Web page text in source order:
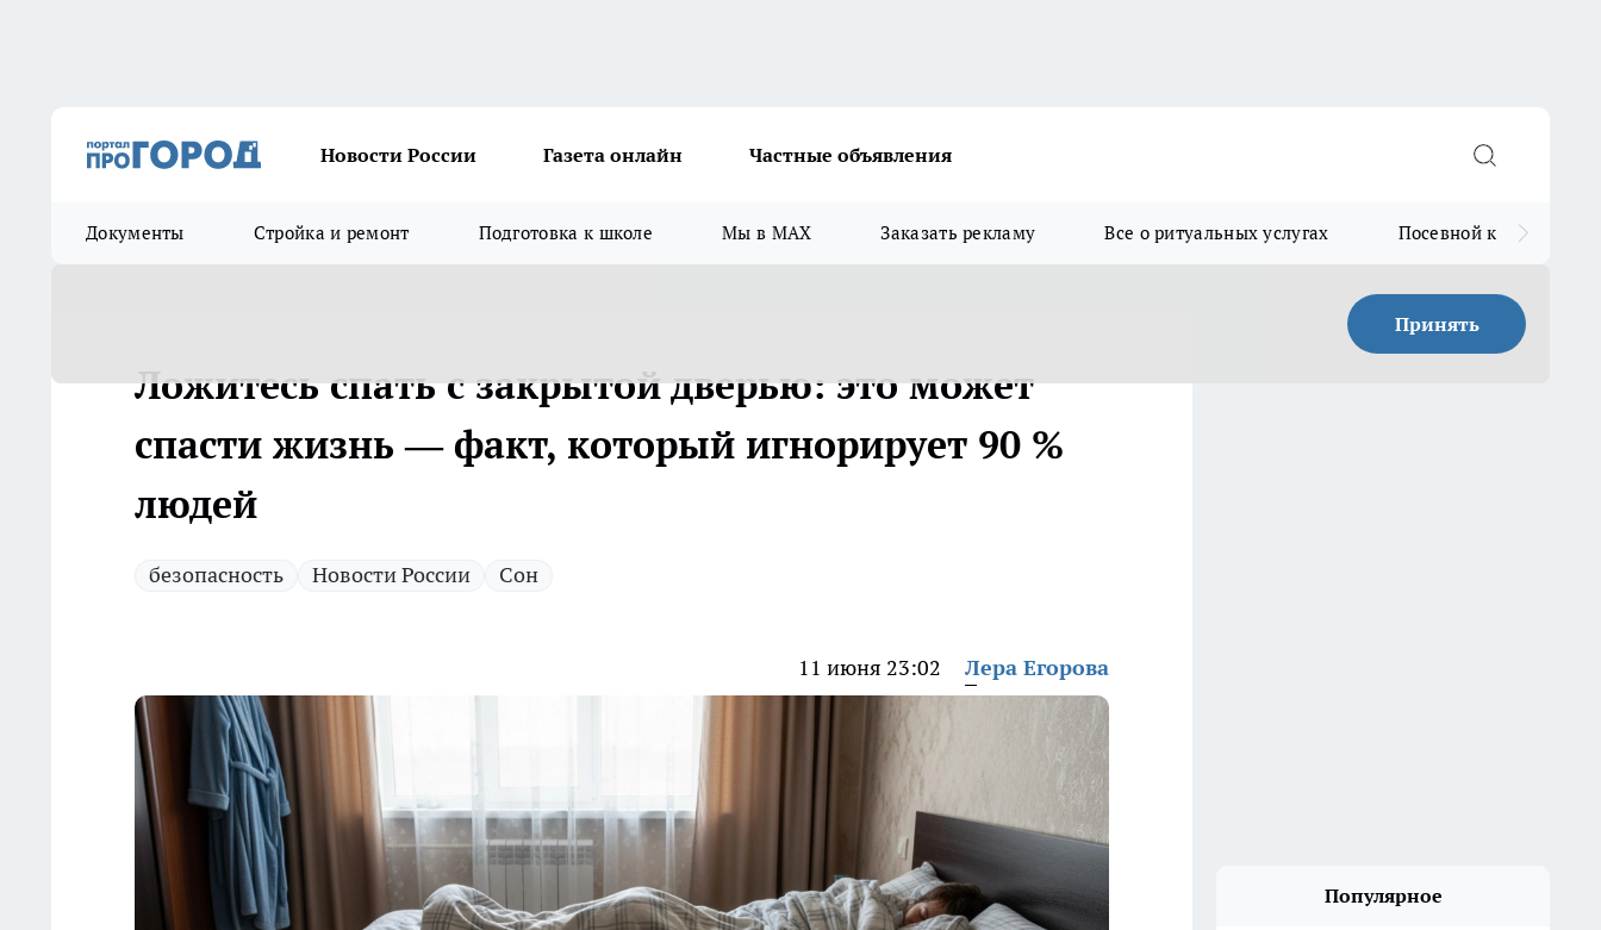
Новости России Газета онлайн Частные объявления
Документы Стройка и ремонт Подготовка к школе Мы в MAX Заказать рекламу Все о ритуальных услугах Посевной календарь
Принять
Ложитесь спать с закрытой дверью: это может
спасти жизнь — факт, который игнорирует 90 %
людей
безопасность Новости России Сон
11 июня 23:02 Лера Егорова
Популярное